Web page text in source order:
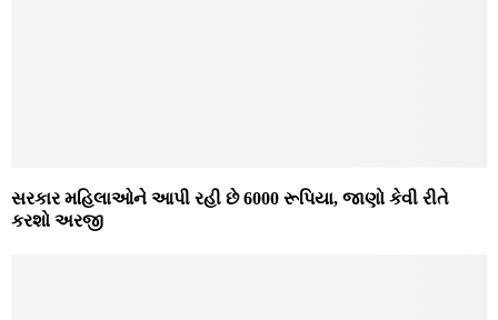
સરકાર મહિલાઓને આપી રહી છે 6000 રૂપિયા, જાણો કેવી રીતે
કરશો અરજી